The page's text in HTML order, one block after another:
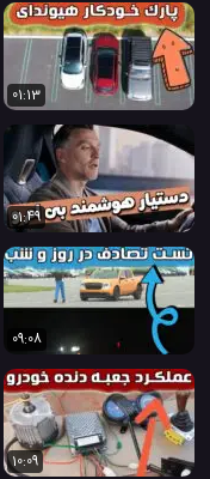
01:13
01:49
09:08
10:09